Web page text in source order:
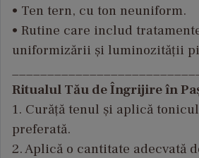
• Ten tern, cu ton neuniform.
• Rutine care includ
uniformizării și luminozității
Ritualul Tău de Îngrijire în
1. Curăță tenul și aplică
preferată.
2. Aplică o cantitate adecvată